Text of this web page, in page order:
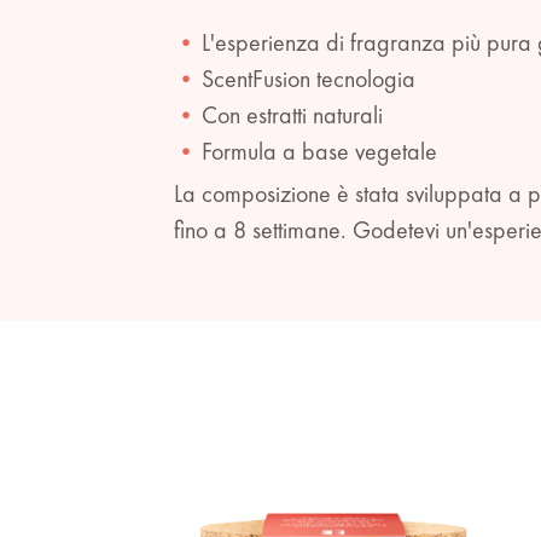
L'esperienza di fragranza più pura
ScentFusion tecnologia
Con estratti naturali
Formula a base vegetale
La composizione è stata sviluppata a
fino a 8 settimane. Godetevi